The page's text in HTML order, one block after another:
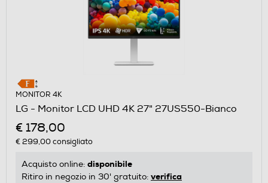
MONITOR 4K
LG - Monitor LCD UHD 4K 27" 27US550-Bianco
€ 178,00
€ 299,00consigliato
Acquisto online: disponibile
Ritiro in negozio in 30' gratuito: verifica